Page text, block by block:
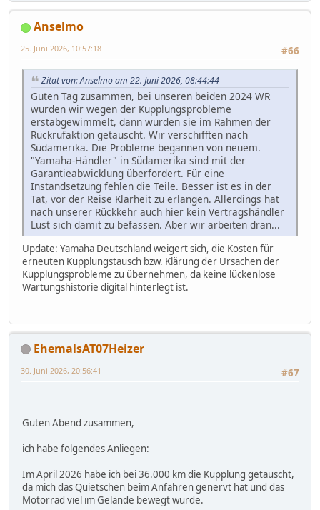
Anselmo
#66
25. Juni 2026, 10:57:18
Zitat von: Anselmo am 22. Juni 2026, 08:44:44
Guten Tag zusammen, bei unseren beiden 2024 WR
wurden wir wegen der Kupplungsprobleme
erstabgewimmelt, dann wurden sie im Rahmen der
Rückrufaktion getauscht. Wir verschifften nach
Südamerika. Die Probleme begannen von neuem.
"Yamaha-Händler" in Südamerika sind mit der
Garantieabwicklung überfordert. Für eine
Instandsetzung fehlen die Teile. Besser ist es in der
Tat, vor der Reise Klarheit zu erlangen. Allerdings hat
nach unserer Rückkehr auch hier kein Vertragshändler
Lust sich damit zu befassen. Aber wir arbeiten dran...
Update: Yamaha Deutschland weigert sich, die Kosten für
erneuten Kupplungstausch bzw. Klärung der Ursachen der
Kupplungsprobleme zu übernehmen, da keine lückenlose
Wartungshistorie digital hinterlegt ist.
EhemalsAT07Heizer
#67
30. Juni 2026, 20:56:41
Guten Abend zusammen,
ich habe folgendes Anliegen:
Im April 2026 habe ich bei 36.000 km die Kupplung getauscht,
da mich das Quietschen beim Anfahren genervt hat und das
Motorrad viel im Gelände bewegt wurde.